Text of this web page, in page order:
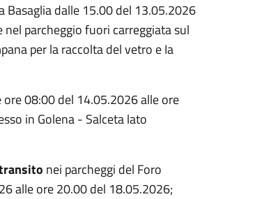
Basaglia dalle 15.00 del 13.05.2026
parcheggio fuori carreggiata sul
per la raccolta del vetro e Ia
ore 08:00 del 14.05.2026 alle ore
in Golena - Salceta lato
nei parcheggi del Foro
alle ore 20.00 del 18.05.2026;